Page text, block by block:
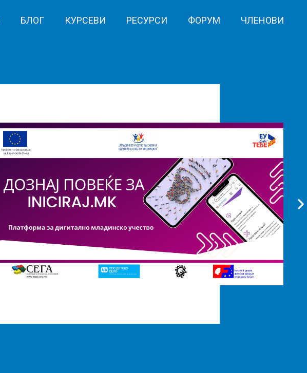
БЛОГ КУРСЕВИ РЕСУРСИ ФОРУМ ЧЛЕНОВИ